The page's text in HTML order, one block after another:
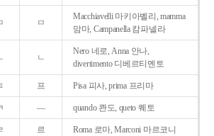
ㅁ
Macchiavelli 마키아벨리, mamma
맘마, Campanella 캄파넬라
ㄴ
Nero 네로, Anna 안나,
divertimento 디베르티멘토
프 Pisa 피사, prima 프리마
― quando 콴도, queto 퀘토
르 Roma 로마, Marconi 마르코니